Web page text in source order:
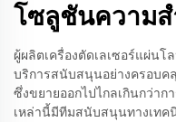
โซลูชันความส
ผู้ผลิตเครื่องตัดเลเซอร์แผ่น
บริการสนับสนุนอย่างครอบค
ซึ่งขยายออกไปไกลเกินกว่า
เหล่านี้มีทีมสนับสนุนทางเทค